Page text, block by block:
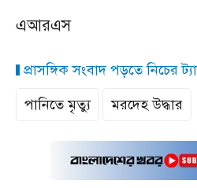
এআরএস
প্রাসঙ্গিক সংবাদ পড়তে নিচের
পানিতে মৃত্যু
মরদেহ উদ্ধার